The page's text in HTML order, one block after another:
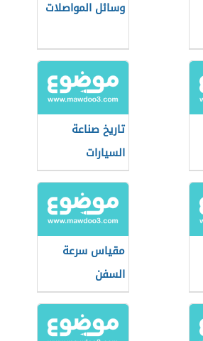
وسائل المواصلات
تاريخ صناعة
السيارات
مقياس سرعة
السفن